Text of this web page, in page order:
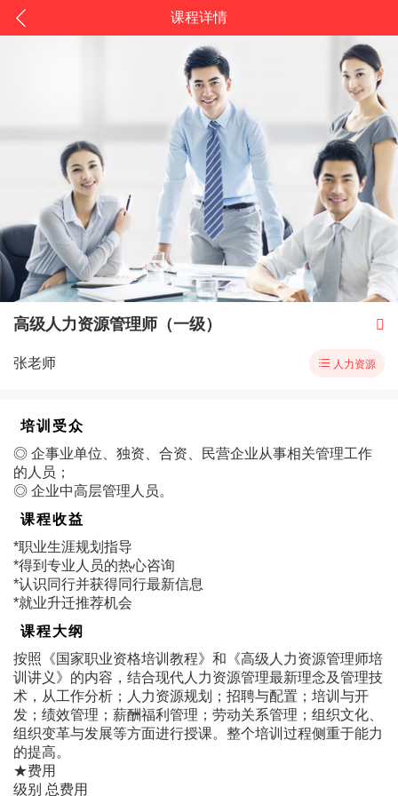
课程详情
高级人力资源管理师（一级） 
张老师  人力资源
培训受众
◎ 企事业单位、独资、合资、民营企业从事相关管理工作
的人员；
◎ 企业中高层管理人员。
课程收益
*职业生涯规划指导
*得到专业人员的热心咨询
*认识同行并获得同行最新信息
*就业升迁推荐机会
课程大纲
按照《国家职业资格培训教程》和《高级人力资源管理师培
训讲义》的内容，结合现代人力资源管理最新理念及管理技
术，从工作分析；人力资源规划；招聘与配置；培训与开
发；绩效管理；薪酬福利管理；劳动关系管理；组织文化、
组织变革与发展等方面进行授课。整个培训过程侧重于能力
的提高。
★费用
级别 总费用